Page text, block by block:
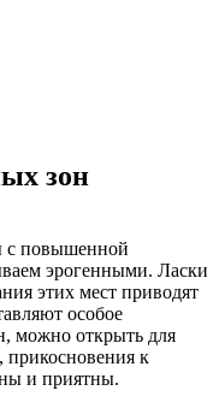
зон
с повышенной
эрогенными. Ласки
этих мест приводят
особое
можно открыть для
прикосновения к
и приятны.